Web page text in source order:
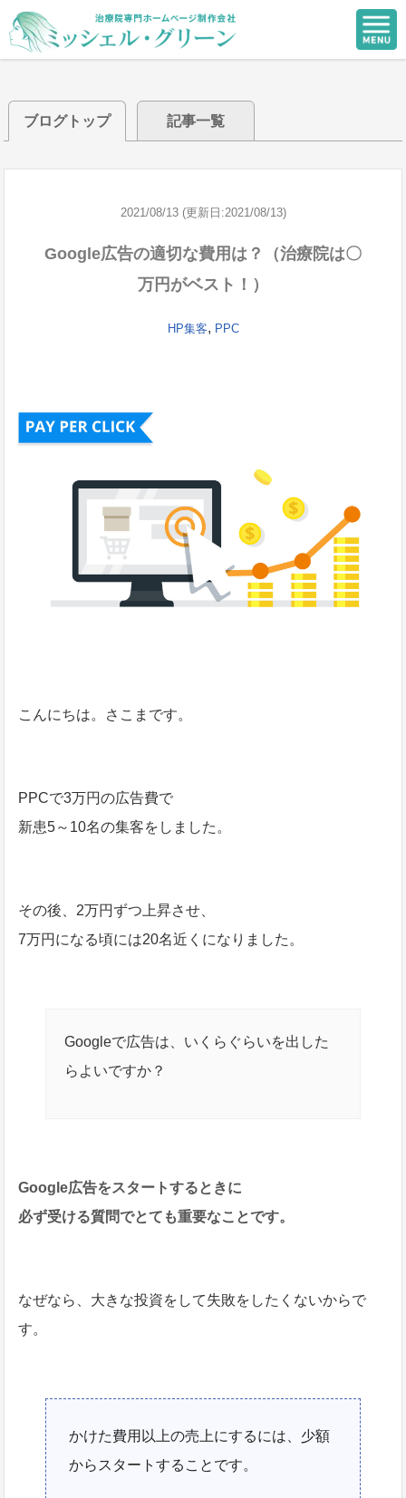
ブログトップ 記事一覧
2021/08/13 (更新日:2021/08/13)
Google広告の適切な費用は？（治療院は〇
万円がベスト！）
HP集客, PPC
こんにちは。さこまです。
PPCで3万円の広告費で
新患5～10名の集客をしました。
その後、2万円ずつ上昇させ、
7万円になる頃には20名近くになりました。
Googleで広告は、いくらぐらいを出した
らよいですか？
Google広告をスタートするときに
必ず受ける質問でとても重要なことです。
なぜなら、大きな投資をして失敗をしたくないからで
す。
かけた費用以上の売上にするには、少額
からスタートすることです。